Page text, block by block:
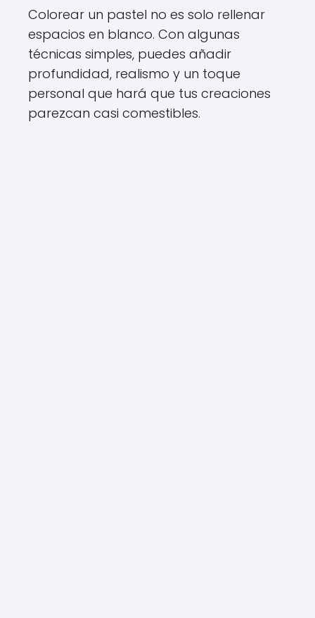
Colorear un pastel no es solo rellenar
espacios en blanco. Con algunas
técnicas simples, puedes añadir
profundidad, realismo y un toque
personal que hará que tus creaciones
parezcan casi comestibles.